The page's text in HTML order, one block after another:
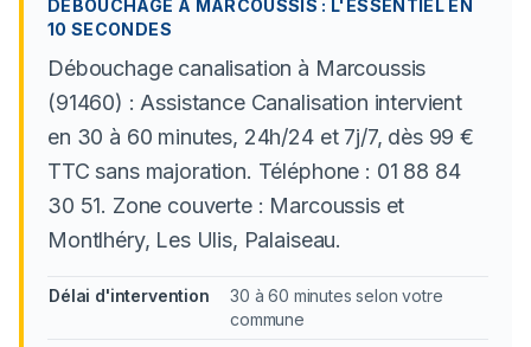
DÉBOUCHAGE À MARCOUSSIS : L'ESSENTIEL EN
10 SECONDES
Débouchage canalisation à Marcoussis
(91460) : Assistance Canalisation intervient
en 30 à 60 minutes, 24h/24 et 7j/7, dès 99 €
TTC sans majoration. Téléphone : 01 88 84
30 51. Zone couverte : Marcoussis et
Montlhéry, Les Ulis, Palaiseau.
Délai d'intervention
30 à 60 minutes selon votre
commune